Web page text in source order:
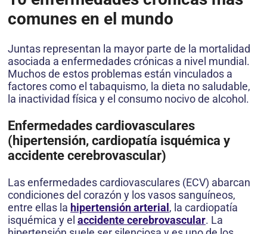
comunes en el mundo
Juntas representan la mayor parte de la mortalidad
asociada a enfermedades crónicas a nivel mundial.
Muchos de estos problemas están vinculados a
factores como el tabaquismo, la dieta no saludable,
la inactividad física y el consumo nocivo de alcohol.
Enfermedades cardiovasculares
(hipertensión, cardiopatía isquémica y
accidente cerebrovascular)
Las enfermedades cardiovasculares (ECV) abarcan
condiciones del corazón y los vasos sanguíneos,
entre ellas la hipertensión arterial , la cardiopatía
isquémica y el accidente cerebrovascular. La